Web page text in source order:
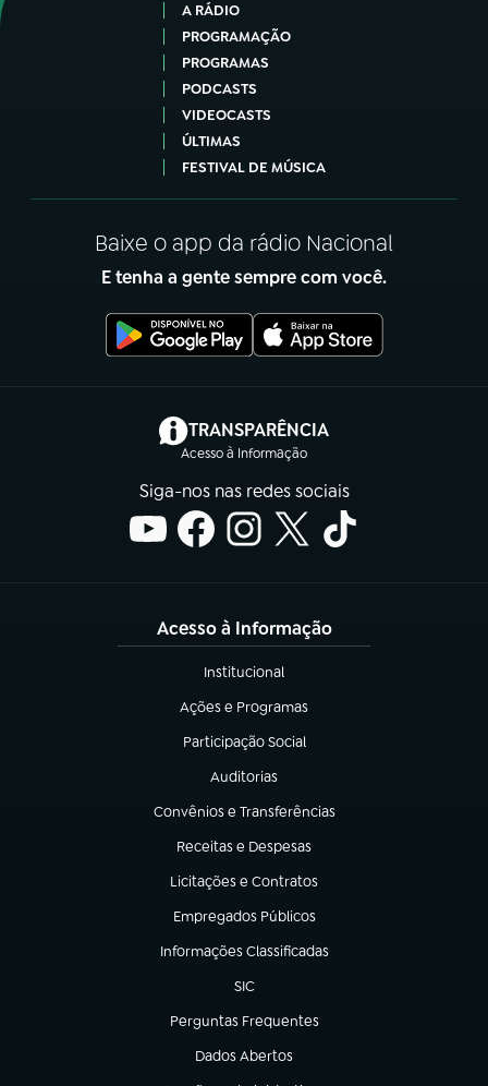
A RÁDIO
PROGRAMAÇÃO
PROGRAMAS
PODCASTS
VIDEOCASTS
ÚLTIMAS
FESTIVAL DE MÚSICA
Baixe o app da rádio Nacional
E tenha a gente sempre com você.
TRANSPARÊNCIA
Acesso à Informação
(abre em nova aba)
Siga-nos nas redes sociais
Acesso à Informação
Institucional
(abre em nova aba)
Ações e Programas
(abre em nova aba)
Participação Social
(abre em nova aba)
Auditorias
(abre em nova aba)
Convênios e Transferências
(abre em nova aba)
Receitas e Despesas
(abre em nova aba)
Licitações e Contratos
(abre em nova aba)
Empregados Públicos
(abre em nova aba)
Informações Classificadas
(abre em nova aba)
SIC
(abre em nova aba)
Perguntas Frequentes
(abre em nova aba)
Dados Abertos
(abre em nova aba)